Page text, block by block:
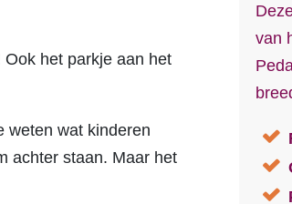
van
het parkje aan het
weten wat kinderen
achter staan. Maar het